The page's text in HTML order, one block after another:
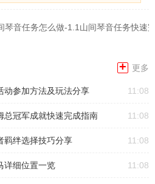
琴音任务怎么做-1.1山间琴音任务快速
+ 更多
动参加方法及玩法分享 11:08
总冠军成就快速完成指南 11:08
羁绊选择技巧分享 11:08
详细位置一览 11:08